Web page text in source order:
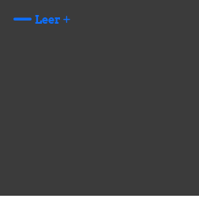
Leer